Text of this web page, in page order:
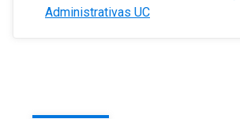
Administrativas UC